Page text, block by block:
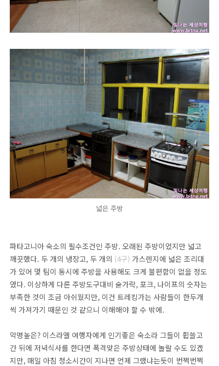
넓은 주방
파타고니아 숙소의 필수조건인 주방. 오래된 주방이었지만 넓고
깨끗했다. 두 개의 냉장고, 두 개의 (4구) 가스렌지에 넓은 조리대
가 있어 몇 팀이 동시에 주방을 사용해도 크게 불편함이 없을 정도
였다. 이상하게 다른 주방도구대비 숟가락, 포크, 나이프의 숫자는
부족한 것이 조금 아쉬웠지만, 이건 트레킹가는 사람들이 한두개
씩 가져가기 때문인 것 같으니 이해해야 할 수 밖에.
악명높은? 이스라엘 여행자에게 인기좋은 숙소라 그들이 휩쓸고
간 뒤에 저녁식사를 한다면 폭격맞은 주방상태에 놀랄 수도 있겠
지만, 매일 아침 청소시간이 지나면 언제 그랬냐는듯이 번쩍번쩍